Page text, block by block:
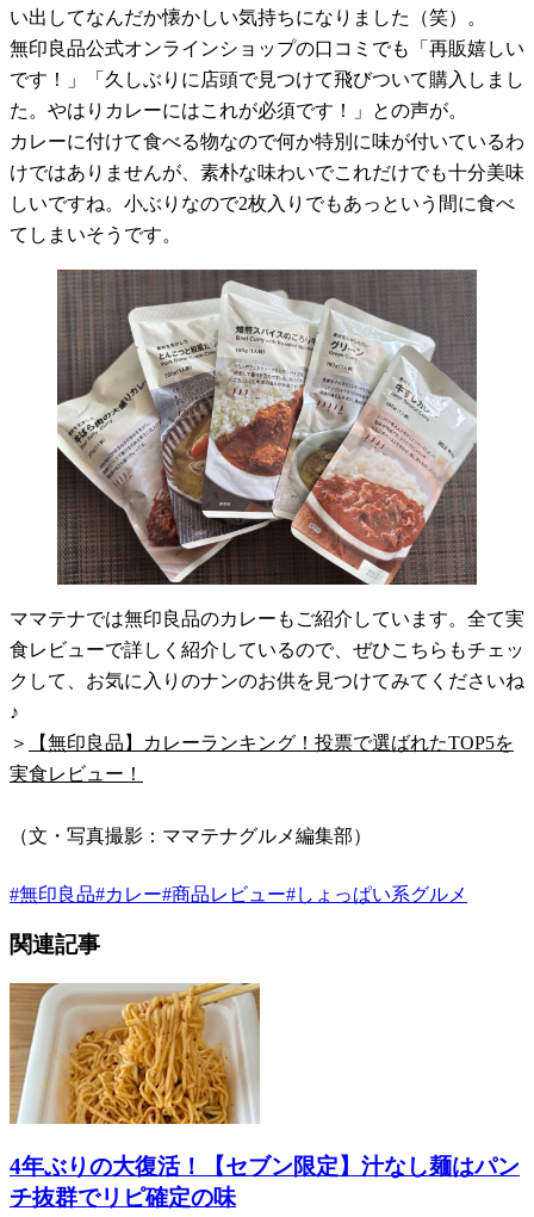
い出してなんだか懐かしい気持ちになりました（笑）。
無印良品公式オンラインショップの口コミでも「再販嬉しい
です！」「久しぶりに店頭で見つけて飛びついて購入しまし
た。やはりカレーにはこれが必須です！」との声が。
カレーに付けて食べる物なので何か特別に味が付いているわ
けではありませんが、素朴な味わいでこれだけでも十分美味
しいですね。小ぶりなので2枚入りでもあっという間に食べ
てしまいそうです。
ママテナでは無印良品のカレーもご紹介しています。全て実
食レビューで詳しく紹介しているので、ぜひこちらもチェッ
クして、お気に入りのナンのお供を見つけてみてくださいね
♪
＞
【無印良品】カレーランキング！投票で選ばれたTOP5を
実食レビュー！
（文・写真撮影：ママテナグルメ編集部）
#無印良品#カレー#商品レビュー#しょっぱい系グルメ
関連記事
4年ぶりの大復活！【セブン限定】汁なし麺はパン
チ抜群でリピ確定の味